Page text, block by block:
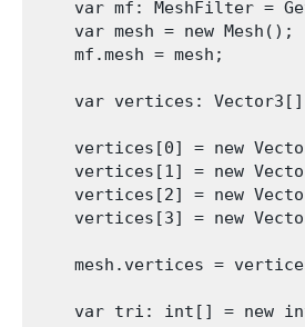
var mf: MeshFilter =
    var mesh = new Mesh();
    mf.mesh = mesh;
var vertices:
vertices[0] = new
vertices[1] = new
vertices[2] = new
vertices[3] = new
mesh.vertices =
var tri: int[] = new